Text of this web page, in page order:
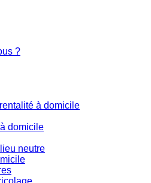
?
à domicile
domicile
neutre